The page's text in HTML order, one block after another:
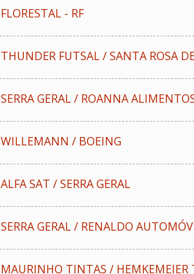
FLORESTAL - RF
THUNDER FUTSAL / SANTA ROSA
SERRA GERAL / ROANNA
WILLEMANN / BOEING
ALFA SAT / SERRA GERAL
SERRA GERAL / RENALDO
MAURINHO TINTAS / HEMKEMEIER